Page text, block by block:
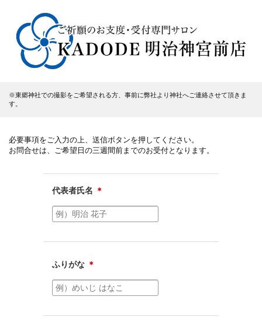
※東郷神社での撮影をご希望される方、事前に弊社より神社へご連絡させて頂きま
す。
必要事項をご入力の上、送信ボタンを押してください。
お問合せは、ご希望日の三週間前までのお受付となります。
代表者氏名 ＊
ふりがな ＊